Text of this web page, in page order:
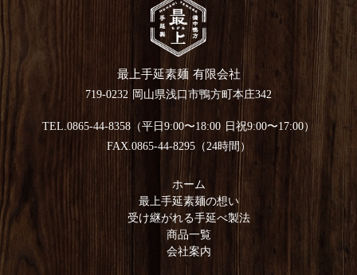
最上手延素麺 有限会社
719-0232 岡山県浅口市鴨方町本庄342
TEL.0865-44-8358（平日9:00〜18:00 日祝9:00〜17:00）
FAX.0865-44-8295（24時間）
ホーム
最上手延素麺の想い
受け継がれる手延べ製法
商品一覧
会社案内